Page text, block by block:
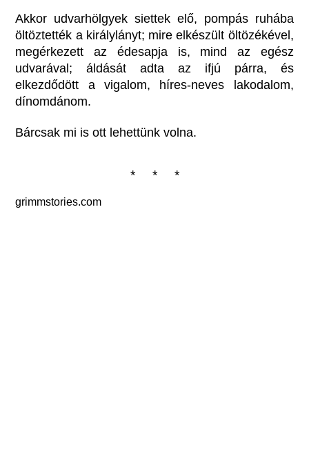
Akkor udvarhölgyek siettek elő, pompás ruhába
öltöztették a királylányt; mire elkészült öltözékével,
megérkezett az édesapja is, mind az egész
udvarával; áldását adta az ifjú párra, és
elkezdődött a vigalom, híres-neves lakodalom,
dínomdánom.
Bárcsak mi is ott lehettünk volna.
* * *
grimmstories.com